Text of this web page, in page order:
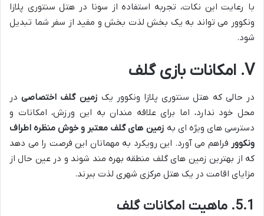
با رعایت این نکات، تجربه استفاده از سونا در هتل سنتوری پلازا
ونکوور می تواند به یک بخش لذت بخش و مفید از سفر شما تبدیل
شود.
V. امکانات بازی گلف
در حالی که هتل سنتوری پلازا ونکوور یک زمین گلف اختصاصیدر
محل خود ندارد، اما برای علاقه مندان به این ورزش، امکانات و
دسترسی های ویژه ای به زمین های گلف معتبر و خوش منظره اطراف
ونکوور فراهم می آورد. این رویکرد به مهمانان این فرصت را می دهد
که از بهترین زمین های گلف منطقه بهره مند شوند و در عین حال از
مزایای اقامت در یک هتل مرکزی شهری لذت ببرند.
5.1. ماهیت امکانات گلف